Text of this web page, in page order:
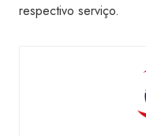
respectivo serviço.